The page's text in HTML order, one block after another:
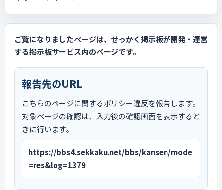
ご覧になりましたページは、せっかく掲示板が開発・運営
する掲示板サービス内のページです。
報告先のURL
こちらのページに関するポリシー違反を報告します。
対象ページの確認は、入力後の確認画面を表示すると
きに行います。
https://bbs4.sekkaku.net/bbs/kansen/mode
=res&log=1379